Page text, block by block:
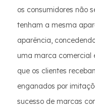
os consumidores não
tenham a mesma
aparência,
uma marca comercial
que os clientes
enganados por
sucesso de marcas